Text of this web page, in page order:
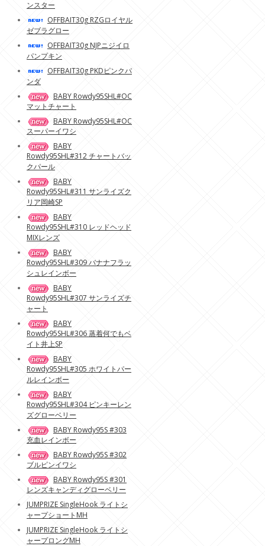
ンスター
OFFBAIT30g RZGロイヤル
ゼブラグロー
OFFBAIT30g NJPニジイロ
パンプキン
OFFBAIT30g PKDピンクパ
ンダ
BABY Rowdy95SHL#OC
マットチャート
BABY Rowdy95SHL#OC
スーパーイワシ
BABY
Rowdy95SHL#312 チャートバッ
クパール
BABY
Rowdy95SHL#311 サンライズク
リア岡崎SP
BABY
Rowdy95SHL#310 レッドヘッド
MIXレンズ
BABY
Rowdy95SHL#309 バナナフラッ
シュレインボー
BABY
Rowdy95SHL#307 サンライズチ
ャート
BABY
Rowdy95SHL#306 蒸着何でもベ
イト井上SP
BABY
Rowdy95SHL#305 ホワイトパー
ルレインボー
BABY
Rowdy95SHL#304 ピンキーレン
ズグローベリー
BABY Rowdy95S #303
充血レインボー
BABY Rowdy95S #302
ブルピンイワシ
BABY Rowdy95S #301
レンズキャンディグローベリー
JUMPRIZE SingleHook ライトシ
ャープショートMH
JUMPRIZE SingleHook ライトシ
ャープロングMH